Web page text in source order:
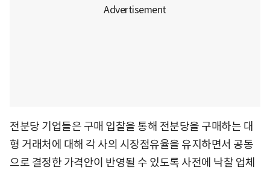
전분당 기업들은 구매 입찰을 통해 전분당을 구매하는 대
형 거래처에 대해 각 사의 시장점유율을 유지하면서 공동
으로 결정한 가격안이 반영될 수 있도록 사전에 낙찰 업체